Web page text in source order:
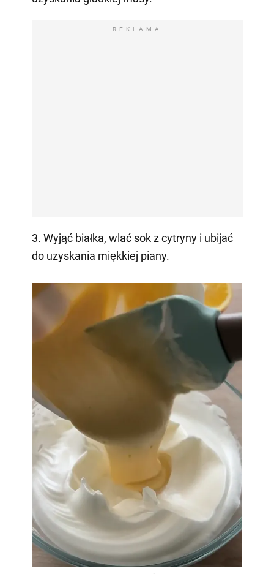
REKLAMA
3. Wyjąć białka, wlać sok z cytryny i ubijać
do uzyskania miękkiej piany.